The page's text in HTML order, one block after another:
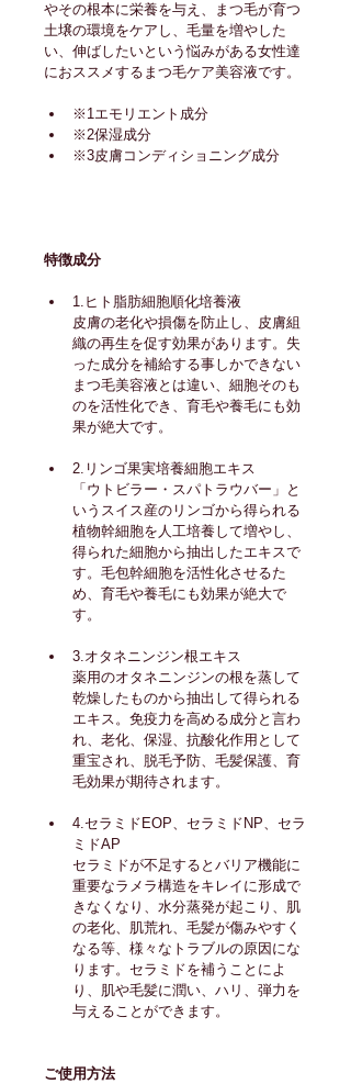
やその根本に栄養を与え、まつ毛が育つ
土壌の環境をケアし、毛量を増やした
い、伸ばしたいという悩みがある女性達
におススメするまつ毛ケア美容液です。
※1エモリエント成分
※2保湿成分
※3皮膚コンディショニング成分
特徴成分
1. ヒト脂肪細胞順化培養液
皮膚の老化や損傷を防止し、皮膚組
織の再生を促す効果があります。失
った成分を補給する事しかできない
まつ毛美容液とは違い、細胞そのも
のを活性化でき、育毛や養毛にも効
果が絶大です。
2. リンゴ果実培養細胞エキス
「ウトビラー・スパトラウバー」と
いうスイス産のリンゴから得られる
植物幹細胞を人工培養して増やし、
得られた細胞から抽出したエキスで
す。毛包幹細胞を活性化させるた
め、育毛や養毛にも効果が絶大で
す。
3.オタネニンジン根エキス
薬用のオタネニンジンの根を蒸して
乾燥したものから抽出して得られる
エキス。免疫力を高める成分と言わ
れ、老化、保湿、抗酸化作用として
重宝され、脱毛予防、毛髪保護、育
毛効果が期待されます。
4.セラミドEOP、セラミドNP、セラ
ミドAP
セラミドが不足するとバリア機能に
重要なラメラ構造をキレイに形成で
きなくなり、水分蒸発が起こり、肌
の老化、肌荒れ、毛髪が傷みやすく
なる等、様々なトラブルの原因にな
ります。セラミドを補うことによ
り、肌や毛髪に潤い、ハリ、弾力を
与えることができます。
ご使用方法